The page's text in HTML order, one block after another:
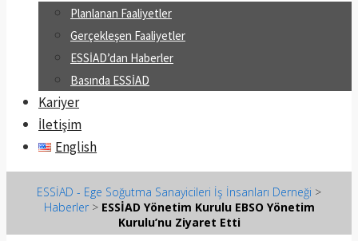
Planlanan Faaliyetler
Gerçekleşen Faaliyetler
ESSİAD’dan Haberler
Basında ESSİAD
Kariyer
İletişim
English
ESSİAD - Ege Soğutma Sanayicileri İş İnsanları Derneği >
Haberler> ESSİAD Yönetim Kurulu EBSO Yönetim
Kurulu’nu Ziyaret Etti